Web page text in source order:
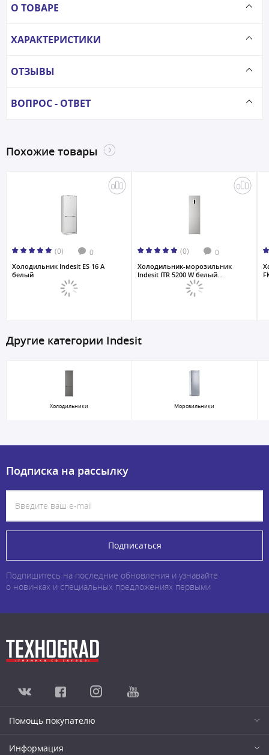
О ТОВАРЕ
ХАРАКТЕРИСТИКИ
ОТЗЫВЫ
ВОПРОС - ОТВЕТ
Похожие товары
(0) 0
Холодильник Indesit ES 16 A
белый
(0) 0
Холодильник-морозильник
Indesit ITR 5200 W белый...
Другие категории Indesit
Холодильники Морозильники
Подписка на рассылку
Подписаться
Подпишитесь на последние обновления и узнавайте
о новинках и специальных предложениях первыми
Помощь покупателю
Информация